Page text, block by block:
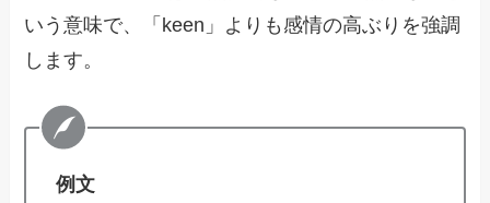
いう意味で、「keen」よりも感情の高ぶりを強調
します。
例文